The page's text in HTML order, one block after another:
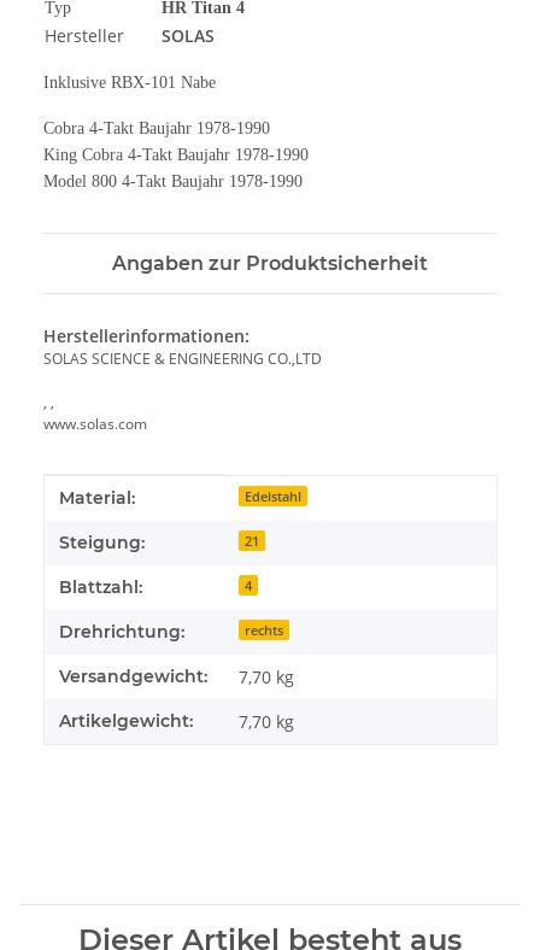
Typ HR Titan 4
Hersteller SOLAS
Inklusive RBX-101 Nabe
Cobra 4-Takt Baujahr 1978-1990
King Cobra 4-Takt Baujahr 1978-1990
Model 800 4-Takt Baujahr 1978-1990
Angaben zur Produktsicherheit
Herstellerinformationen:
SOLAS SCIENCE & ENGINEERING CO.,LTD
, ,
www.solas.com
Produkteigenschaft
Wert
Material: Edelstahl
Steigung: 21
Blattzahl: 4
Drehrichtung: rechts
Versandgewicht: 7,70 kg
Artikelgewicht: 7,70 kg
Dieser Artikel besteht aus